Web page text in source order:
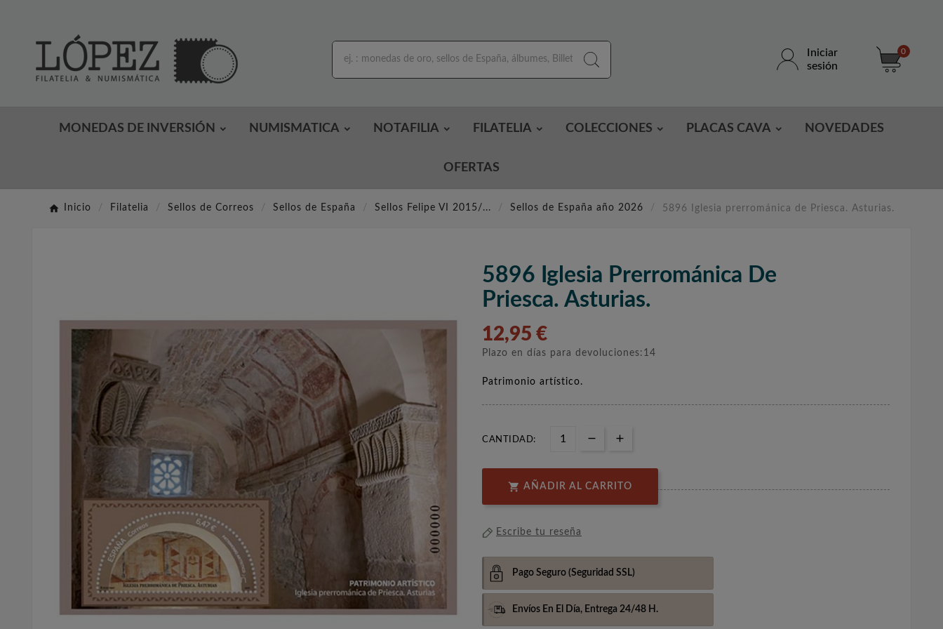
Iniciar
sesión
0
MONEDAS DE INVERSIÓN NUMISMATICA NOTAFILIA FILATELIA COLECCIONES PLACAS CAVA NOVEDADES
OFERTAS
Inicio Filatelia Sellos de Correos Sellos de España Sellos Felipe VI 2015/... Sellos de España año 2026 5896 Iglesia prerrománica de Priesca. Asturias.
5896 Iglesia Prerrománica De
Priesca. Asturias.
12,95 €
Plazo en días para devoluciones:14
Patrimonio artístico.
CANTIDAD:
 AÑADIR AL CARRITO
Escribe tu reseña
Pago Seguro (Seguridad SSL)
Envíos En El Día, Entrega 24/48 H.